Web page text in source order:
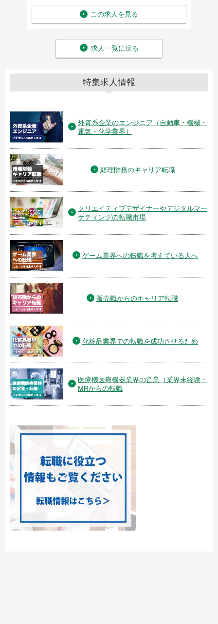
この求人を見る
求人一覧に戻る
特集求人情報
外資系企業のエンジニア（自動車・機械・
電気・化学業界）
経理財務のキャリア転職
クリエイティブデザイナーやデジタルマー
ケティングの転職市場
ゲーム業界への転職を考えている人へ
販売職からのキャリア転職
化粧品業界での転職を成功させるため
医療機医療機器業界の営業（業界未経験・
MRからの転職